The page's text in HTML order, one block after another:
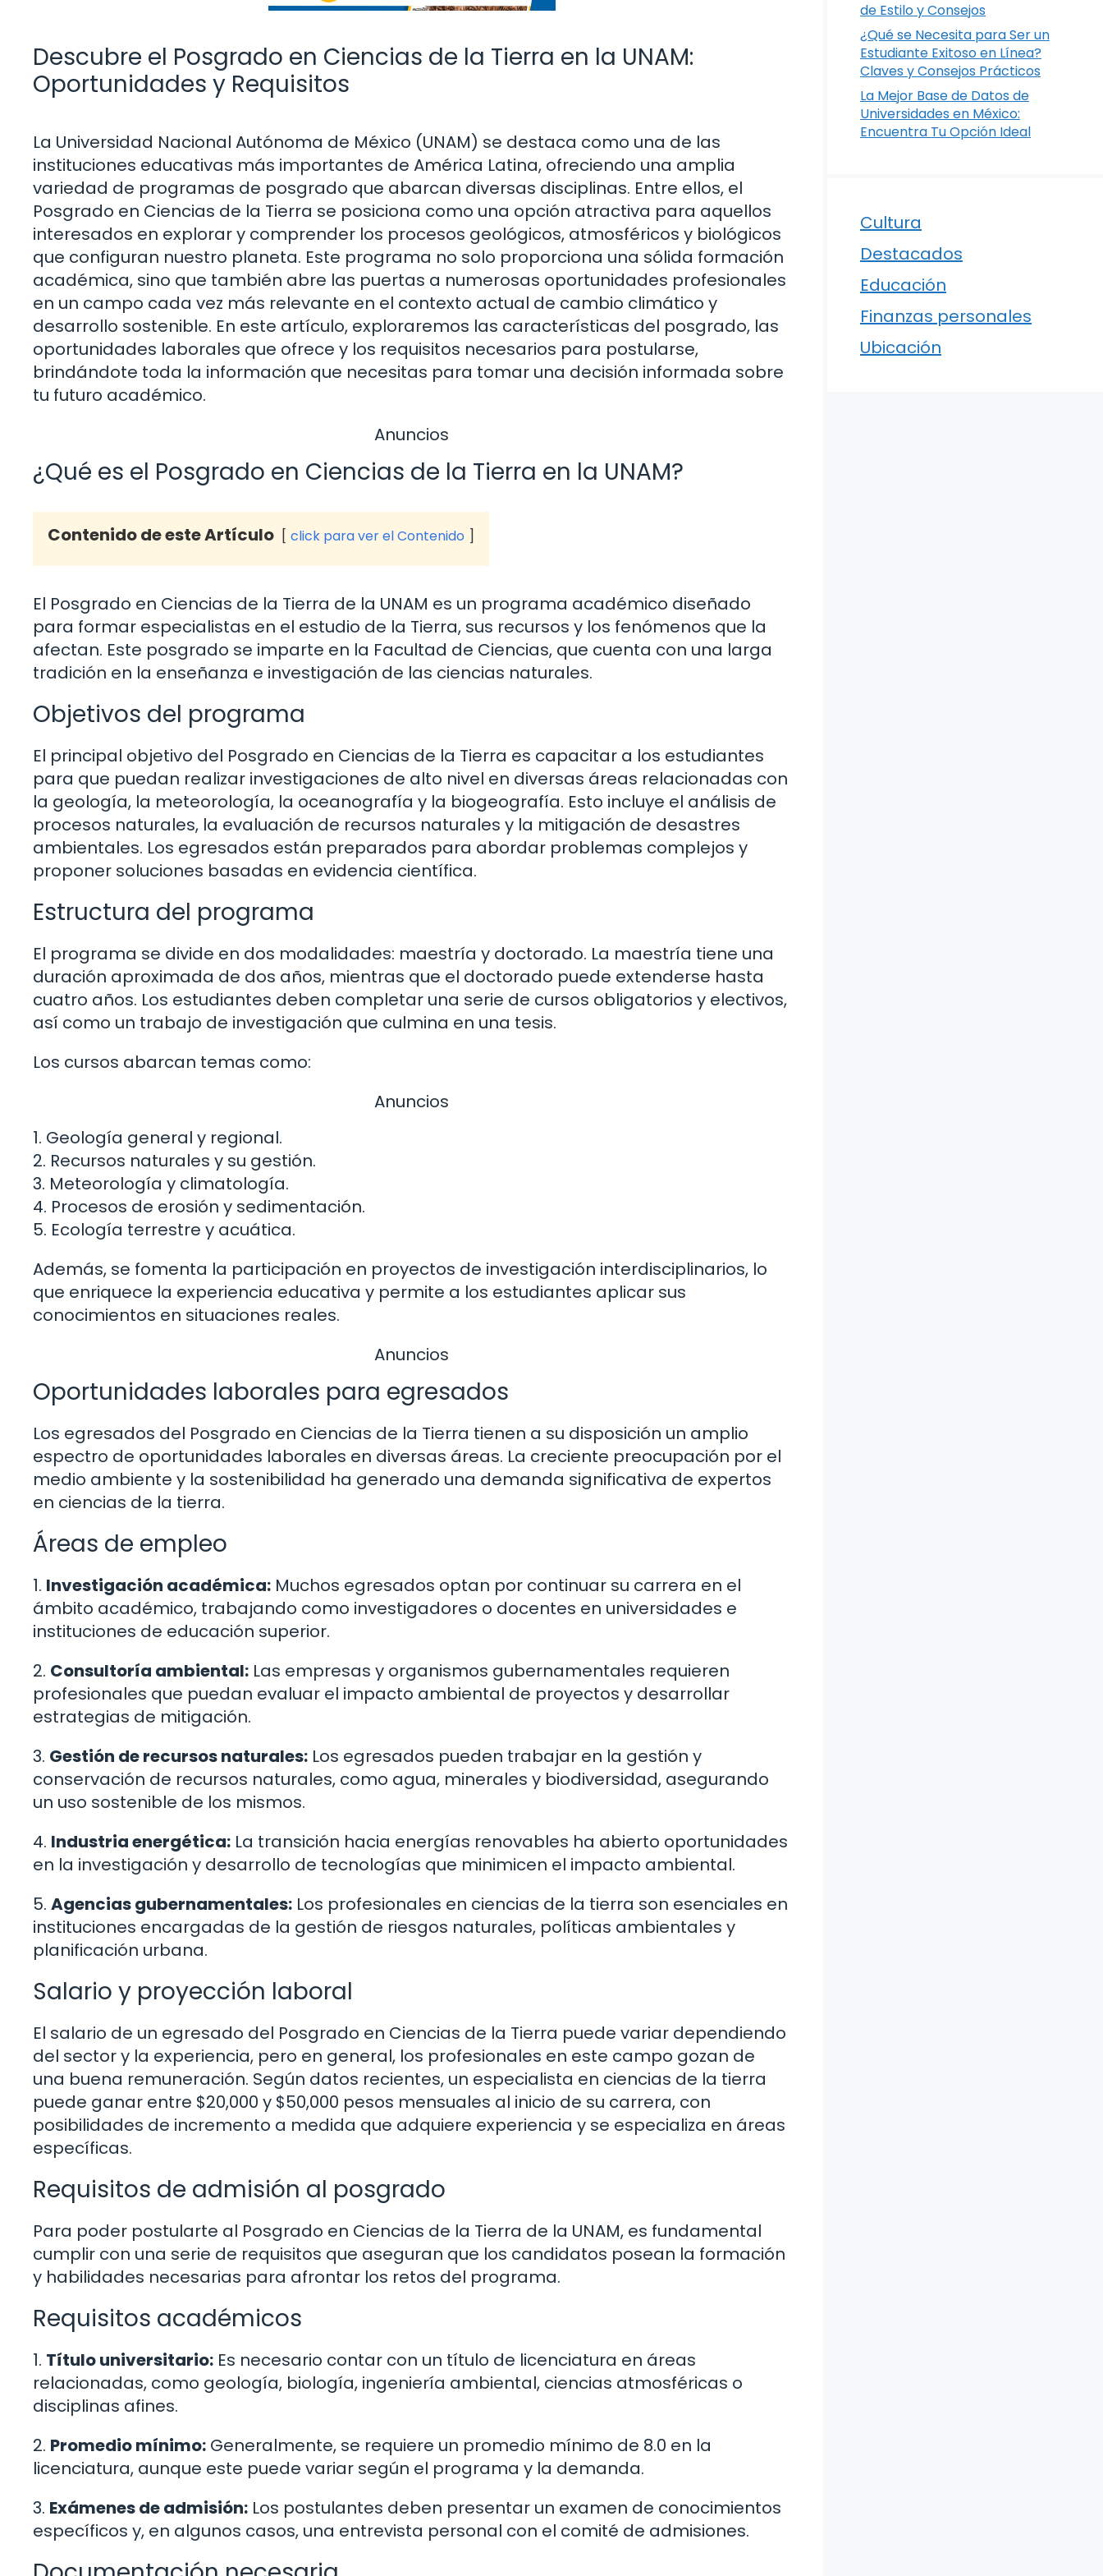
Descubre el Posgrado en Ciencias de la Tierra en la UNAM:
Oportunidades y Requisitos
La Universidad Nacional Autónoma de México (UNAM) se destaca como una de las
instituciones educativas más importantes de América Latina, ofreciendo una amplia
variedad de programas de posgrado que abarcan diversas disciplinas. Entre ellos, el
Posgrado en Ciencias de la Tierra se posiciona como una opción atractiva para aquellos
interesados en explorar y comprender los procesos geológicos, atmosféricos y biológicos
que configuran nuestro planeta. Este programa no solo proporciona una sólida formación
académica, sino que también abre las puertas a numerosas oportunidades profesionales
en un campo cada vez más relevante en el contexto actual de cambio climático y
desarrollo sostenible. En este artículo, exploraremos las características del posgrado, las
oportunidades laborales que ofrece y los requisitos necesarios para postularse,
brindándote toda la información que necesitas para tomar una decisión informada sobre
tu futuro académico.
Anuncios
¿Qué es el Posgrado en Ciencias de la Tierra en la UNAM?
Contenido de este Artículo click para ver el Contenido
El Posgrado en Ciencias de la Tierra de la UNAM es un programa académico diseñado
para formar especialistas en el estudio de la Tierra, sus recursos y los fenómenos que la
afectan. Este posgrado se imparte en la Facultad de Ciencias, que cuenta con una larga
tradición en la enseñanza e investigación de las ciencias naturales.
Objetivos del programa
El principal objetivo del Posgrado en Ciencias de la Tierra es capacitar a los estudiantes
para que puedan realizar investigaciones de alto nivel en diversas áreas relacionadas con
la geología, la meteorología, la oceanografía y la biogeografía. Esto incluye el análisis de
procesos naturales, la evaluación de recursos naturales y la mitigación de desastres
ambientales. Los egresados están preparados para abordar problemas complejos y
proponer soluciones basadas en evidencia científica.
Estructura del programa
El programa se divide en dos modalidades: maestría y doctorado. La maestría tiene una
duración aproximada de dos años, mientras que el doctorado puede extenderse hasta
cuatro años. Los estudiantes deben completar una serie de cursos obligatorios y electivos,
así como un trabajo de investigación que culmina en una tesis.
Los cursos abarcan temas como:
Anuncios
1. Geología general y regional.
2. Recursos naturales y su gestión.
3. Meteorología y climatología.
4. Procesos de erosión y sedimentación.
5. Ecología terrestre y acuática.
Además, se fomenta la participación en proyectos de investigación interdisciplinarios, lo
que enriquece la experiencia educativa y permite a los estudiantes aplicar sus
conocimientos en situaciones reales.
Anuncios
Oportunidades laborales para egresados
Los egresados del Posgrado en Ciencias de la Tierra tienen a su disposición un amplio
espectro de oportunidades laborales en diversas áreas. La creciente preocupación por el
medio ambiente y la sostenibilidad ha generado una demanda significativa de expertos
en ciencias de la tierra.
Áreas de empleo
1. Investigación académica: Muchos egresados optan por continuar su carrera en el
ámbito académico, trabajando como investigadores o docentes en universidades e
instituciones de educación superior.
2. Consultoría ambiental: Las empresas y organismos gubernamentales requieren
profesionales que puedan evaluar el impacto ambiental de proyectos y desarrollar
estrategias de mitigación.
3. Gestión de recursos naturales: Los egresados pueden trabajar en la gestión y
conservación de recursos naturales, como agua, minerales y biodiversidad, asegurando
un uso sostenible de los mismos.
4. Industria energética: La transición hacia energías renovables ha abierto oportunidades
en la investigación y desarrollo de tecnologías que minimicen el impacto ambiental.
5. Agencias gubernamentales: Los profesionales en ciencias de la tierra son esenciales en
instituciones encargadas de la gestión de riesgos naturales, políticas ambientales y
planificación urbana.
Salario y proyección laboral
El salario de un egresado del Posgrado en Ciencias de la Tierra puede variar dependiendo
del sector y la experiencia, pero en general, los profesionales en este campo gozan de
una buena remuneración. Según datos recientes, un especialista en ciencias de la tierra
puede ganar entre $20,000 y $50,000 pesos mensuales al inicio de su carrera, con
posibilidades de incremento a medida que adquiere experiencia y se especializa en áreas
específicas.
Requisitos de admisión al posgrado
Para poder postularte al Posgrado en Ciencias de la Tierra de la UNAM, es fundamental
cumplir con una serie de requisitos que aseguran que los candidatos posean la formación
y habilidades necesarias para afrontar los retos del programa.
Requisitos académicos
1. Título universitario: Es necesario contar con un título de licenciatura en áreas
relacionadas, como geología, biología, ingeniería ambiental, ciencias atmosféricas o
disciplinas afines.
2. Promedio mínimo: Generalmente, se requiere un promedio mínimo de 8.0 en la
licenciatura, aunque este puede variar según el programa y la demanda.
3. Exámenes de admisión: Los postulantes deben presentar un examen de conocimientos
específicos y, en algunos casos, una entrevista personal con el comité de admisiones.
de Estilo y Consejos
¿Qué se Necesita para Ser un
Estudiante Exitoso en Línea?
Claves y Consejos Prácticos
La Mejor Base de Datos de
Universidades en México:
Encuentra Tu Opción Ideal
Cultura
Destacados
Educación
Finanzas personales
Ubicación